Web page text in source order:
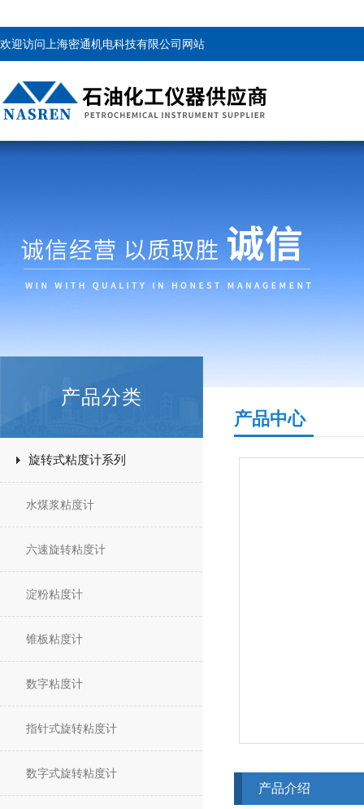
欢迎访问上海密通机电科技有限公司网站
产品分类
旋转式粘度计系列
水煤浆粘度计
六速旋转粘度计
淀粉粘度计
锥板粘度计
数字粘度计
指针式旋转粘度计
数字式旋转粘度计
产品中心
产品介绍